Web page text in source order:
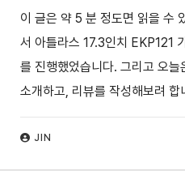
어 장착 가능 방수 비즈니
JIN
이 글은 약 5 분 정도면 읽을 수
서 아틀라스 17.3인치 EKP121
를 진행했었습니다. 그리고 오
소개하고, 리뷰를 작성해보려